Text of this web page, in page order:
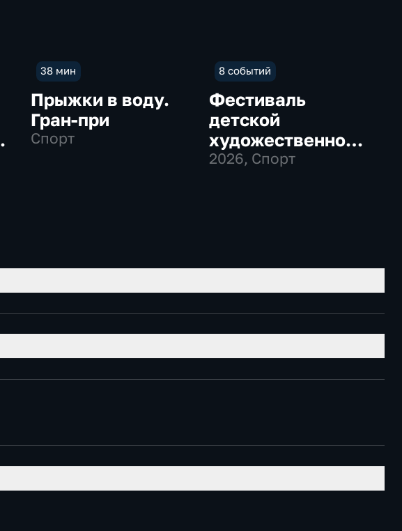
38 мин
Прыжки в воду.
Гран-при
Спорт
8 событий
Фестиваль
детской
художественной
гимнастики
2026, Спорт